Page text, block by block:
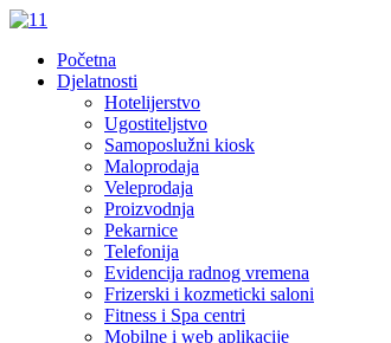
Početna
Djelatnosti
Hotelijerstvo
Ugostiteljstvo
Samoposlužni kiosk
Maloprodaja
Veleprodaja
Proizvodnja
Pekarnice
Telefonija
Evidencija radnog vremena
Frizerski i kozmeticki saloni
Fitness i Spa centri
Mobilne i web aplikacije